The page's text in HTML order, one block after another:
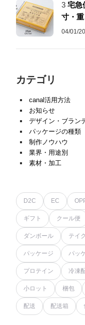
3 宅急
寸・
04/01/
カテゴリ
canal活用方法
お知らせ
デザイン・ブラン
パッケージの種類
制作ノウハウ
業界・用途別
素材・加工
D2C EC
ギフト クール便
ダンボール テイ
パッケージ パッ
プロテイン 冷凍
小ロット 梱包
配送 配送箱